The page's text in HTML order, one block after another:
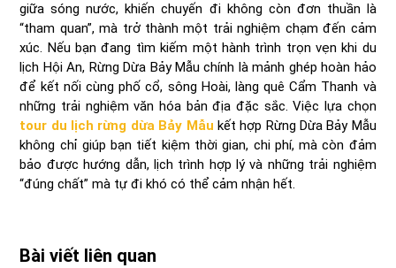
giữa sóng nước, khiến chuyến đi không còn đơn thuần là
“tham quan”, mà trở thành một trải nghiệm chạm đến cảm
xúc. Nếu bạn đang tìm kiếm một hành trình trọn vẹn khi du
lịch Hội An, Rừng Dừa Bảy Mẫu chính là mảnh ghép hoàn hảo
để kết nối cùng phố cổ, sông Hoài, làng quê Cẩm Thanh và
những trải nghiệm văn hóa bản địa đặc sắc. Việc lựa chọn
tour du lịch rừng dừa Bảy Mẫu kết hợp Rừng Dừa Bảy Mẫu
không chỉ giúp bạn tiết kiệm thời gian, chi phí, mà còn đảm
bảo được hướng dẫn, lịch trình hợp lý và những trải nghiệm
“đúng chất” mà tự đi khó có thể cảm nhận hết.
Bài viết liên quan